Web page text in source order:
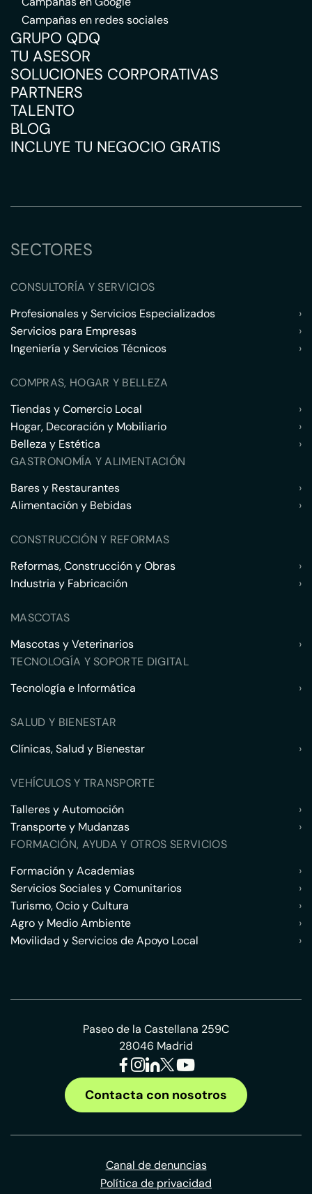
Campañas en redes sociales
GRUPO QDQ
TU ASESOR
SOLUCIONES CORPORATIVAS
PARTNERS
TALENTO
BLOG
INCLUYE TU NEGOCIO GRATIS
SECTORES
CONSULTORÍA Y SERVICIOS
Profesionales y Servicios Especializados
›
Servicios para Empresas
›
Ingeniería y Servicios Técnicos
›
COMPRAS, HOGAR Y BELLEZA
Tiendas y Comercio Local
›
Hogar, Decoración y Mobiliario
›
Belleza y Estética
›
GASTRONOMÍA Y ALIMENTACIÓN
Bares y Restaurantes
›
Alimentación y Bebidas
›
CONSTRUCCIÓN Y REFORMAS
Reformas, Construcción y Obras
›
Industria y Fabricación
›
MASCOTAS
Mascotas y Veterinarios
›
TECNOLOGÍA Y SOPORTE DIGITAL
Tecnología e Informática
›
SALUD Y BIENESTAR
Clínicas, Salud y Bienestar
›
VEHÍCULOS Y TRANSPORTE
Talleres y Automoción
›
Transporte y Mudanzas
›
FORMACIÓN, AYUDA Y OTROS SERVICIOS
Formación y Academias
›
Servicios Sociales y Comunitarios
›
Turismo, Ocio y Cultura
›
Agro y Medio Ambiente
›
Movilidad y Servicios de Apoyo Local
›
Paseo de la Castellana 259C
28046 Madrid
Contacta con nosotros
Canal de denuncias
Política de privacidad